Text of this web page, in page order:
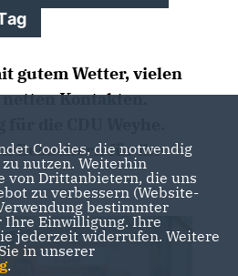
gutem Wetter, vielen
Kontakten.
die CDU Weyhe.
Besuchern für ihr
Cookies, die notwendig
nutzen. Weiterhin
von Drittanbietern, die uns
zu verbessern (Website-
bestimmter
Ihre Einwilligung. Ihre
jederzeit widerrufen. Weitere
in unserer
.